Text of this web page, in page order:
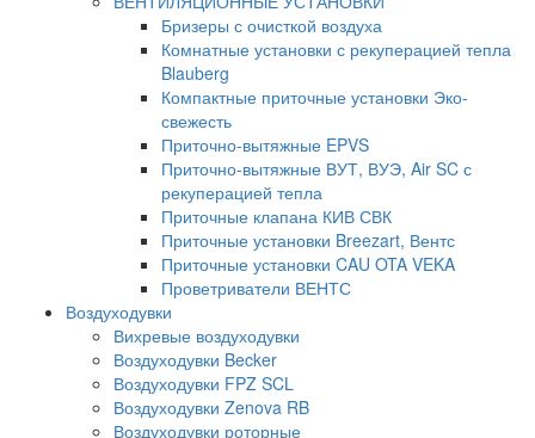
Бризеры с очисткой воздуха
Комнатные установки с рекуперацией тепла
Blauberg
Компактные приточные установки Эко-
свежесть
Приточно-вытяжные EPVS
Приточно-вытяжные ВУТ, ВУЭ, Air SC с
рекуперацией тепла
Приточные клапана КИВ СВК
Приточные установки Breezart, Вентс
Приточные установки CAU OTA VEKA
Проветриватели ВЕНТС
Воздуходувки
Вихревые воздуходувки
Воздуходувки Becker
Воздуходувки FPZ SCL
Воздуходувки Zenova RB
Воздуходувки роторные